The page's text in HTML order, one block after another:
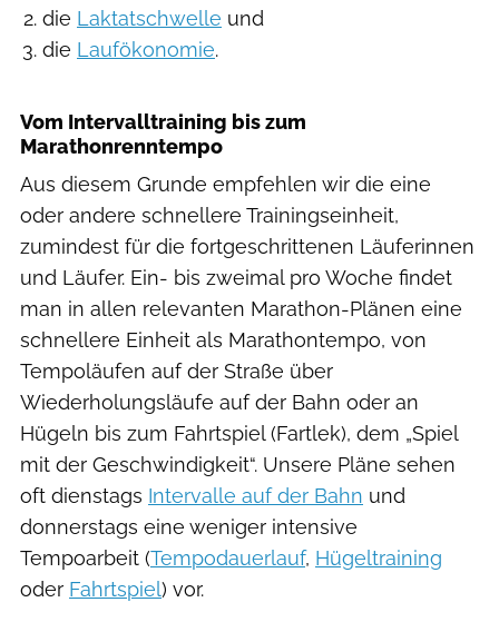
die Laktatschwelle und
die Laufökonomie.
Vom Intervalltraining bis zum
Marathonrenntempo
Aus diesem Grunde empfehlen wir die eine
oder andere schnellere Trainingseinheit,
zumindest für die fortgeschrittenen Läuferinnen
und Läufer. Ein- bis zweimal pro Woche findet
man in allen relevanten Marathon-Plänen eine
schnellere Einheit als Marathontempo, von
Tempoläufen auf der Straße über
Wiederholungsläufe auf der Bahn oder an
Hügeln bis zum Fahrtspiel (Fartlek), dem „Spiel
mit der Geschwindigkeit“. Unsere Pläne sehen
oft dienstags Intervalle auf der Bahn und
donnerstags eine weniger intensive
Tempoarbeit (Tempodauerlauf, Hügeltraining
oder Fahrtspiel) vor.